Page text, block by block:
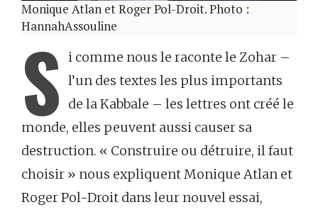
Monique Atlan et Roger Pol-Droit. Photo :
HannahAssouline
S i comme nous le raconte le Zohar –
l’un des textes les plus importants
de la Kabbale – les lettres ont créé le
monde, elles peuvent aussi causer sa
destruction. « Construire ou détruire, il faut
choisir » nous expliquent Monique Atlan et
Roger Pol-Droit dans leur nouvel essai,